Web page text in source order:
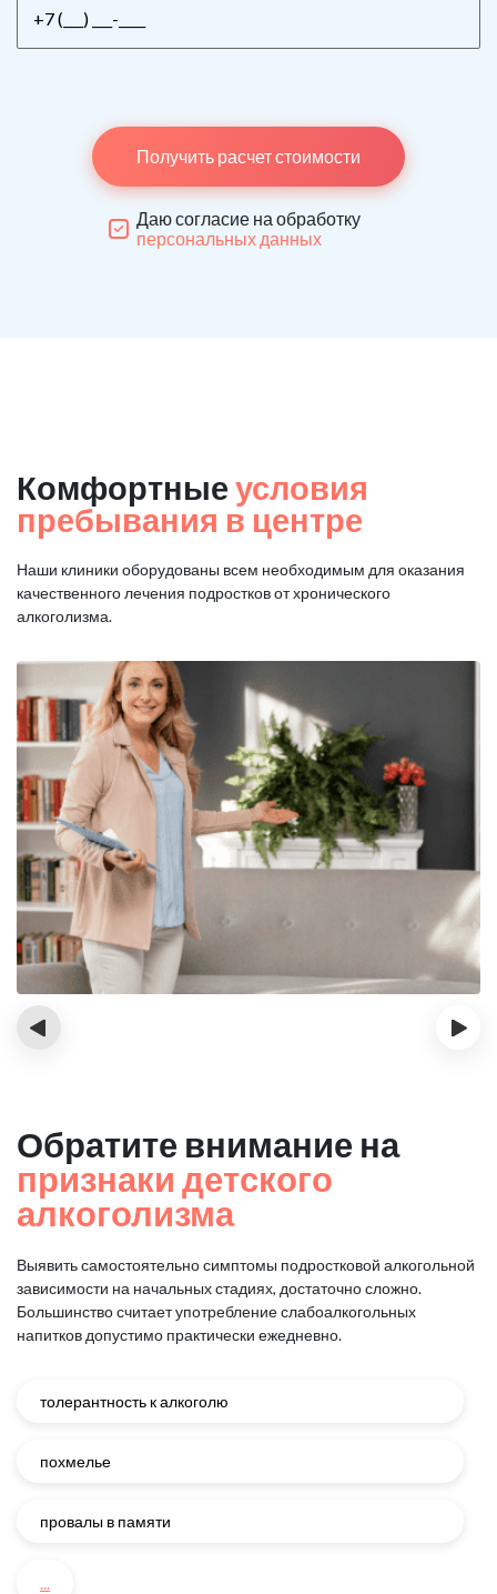
Получить расчет стоимости
Даю согласие на обработку
персональных данных
Комфортные условия
пребывания в центре
Наши клиники оборудованы всем необходимым для оказания
качественного лечения подростков от хронического
алкоголизма.
‹ ›
Обратите внимание на
признаки детского
алкоголизма
Выявить самостоятельно симптомы подростковой алкогольной
зависимости на начальных стадиях, достаточно сложно.
Большинство считает употребление слабоалкогольных
напитков допустимо практически ежедневно.
толерантность к алкоголю
похмелье
провалы в памяти
...